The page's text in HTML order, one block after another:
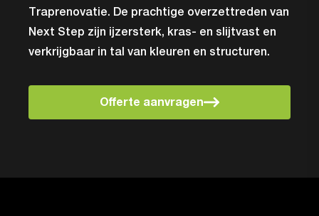
Traprenovatie. De prachtige overzettreden van
Next Step zijn ijzersterk, kras- en slijtvast en
verkrijgbaar in tal van kleuren en structuren.
Offerte aanvragen